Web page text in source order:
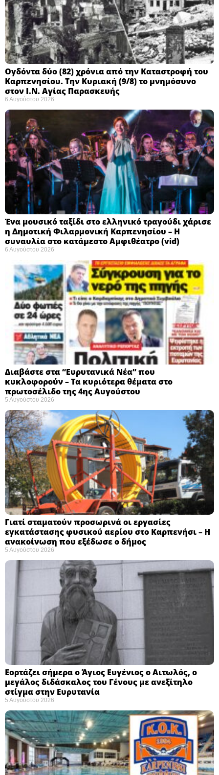
Ογδόντα δύο (82) χρόνια από την Καταστροφή του
Καρπενησίου. Την Κυριακή (9/8) το μνημόσυνο
στον Ι.Ν. Αγίας Παρασκευής
6 Αυγούστου 2026
Ένα μουσικό ταξίδι στο ελληνικό τραγούδι χάρισε
η Δημοτική Φιλαρμονική Καρπενησίου – Η
συναυλία στο κατάμεστο Αμφιθέατρο (vid)
6 Αυγούστου 2026
Διαβάστε στα “Ευρυτανικά Νέα” που
κυκλοφορούν – Τα κυριότερα θέματα στο
πρωτοσέλιδο της 4ης Αυγούστου
5 Αυγούστου 2026
Γιατί σταματούν προσωρινά οι εργασίες
εγκατάστασης φυσικού αερίου στο Καρπενήσι – Η
ανακοίνωση που εξέδωσε ο δήμος
5 Αυγούστου 2026
Εορτάζει σήμερα ο Άγιος Ευγένιος ο Αιτωλός, ο
μεγάλος διδάσκαλος του Γένους με ανεξίτηλο
στίγμα στην Ευρυτανία
5 Αυγούστου 2026